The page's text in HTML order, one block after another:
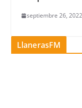
septiembre 26, 2022
LlanerasFM